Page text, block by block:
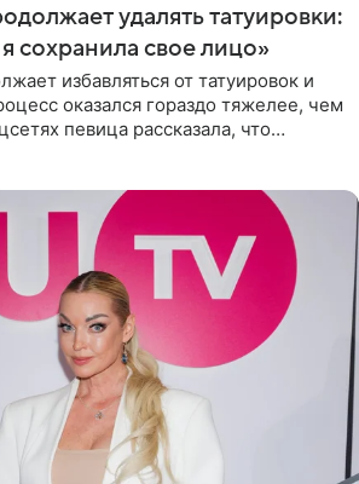
удалять татуировки:
сохранила свое лицо»
избавляться от татуировок и
оказался гораздо тяжелее, чем
певица рассказала, что